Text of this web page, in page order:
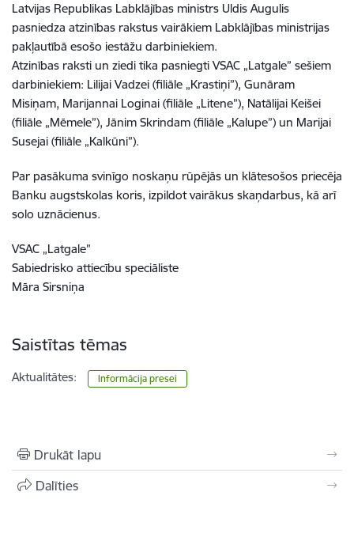
Latvijas Republikas Labklājības ministrs Uldis Augulis
pasniedza atzinības rakstus vairākiem Labklājības ministrijas
pakļautībā esošo iestāžu darbiniekiem.
Atzinības raksti un ziedi tika pasniegti VSAC „Latgale” sešiem
darbiniekiem: Lilijai Vadzei (filiāle „Krastiņi”), Gunāram
Misiņam, Marijannai Loginai (filiāle „Litene”), Natālijai Keišei
(filiāle „Mēmele”), Jānim Skrindam (filiāle „Kalupe”) un Marijai
Susejai (filiāle „Kalkūni”).
Par pasākuma svinīgo noskaņu rūpējās un klātesošos priecēja
Banku augstskolas koris, izpildot vairākus skaņdarbus, kā arī
solo uznācienus.
VSAC „Latgale”
Sabiedrisko attiecību speciāliste
Māra Sirsniņa
Saistītas tēmas
Aktualitātes: Informācija presei
Drukāt lapu
Dalīties